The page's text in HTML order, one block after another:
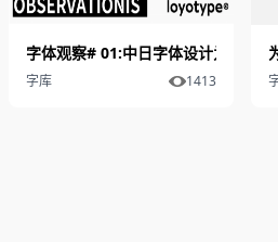
字体观察# 01:中日字体设计为何如
字库 1413